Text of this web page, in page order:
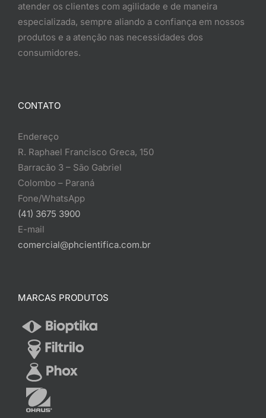
atender os clientes com agilidade e de maneira
especializada, sempre aliando a confiança em nossos
produtos e a atenção nas necessidades dos
consumidores.
CONTATO
Endereço
R. Raphael Francisco Greca, 150
Barracão 3 – São Gabriel
Colombo – Paraná
Fone/WhatsApp
(41) 3675 3900
E-mail
comercial@phcientifica.com.br
MARCAS PRODUTOS